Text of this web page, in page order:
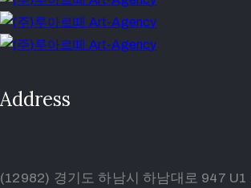
Address
(12982) 경기도 하남시 하남대로 947 U1